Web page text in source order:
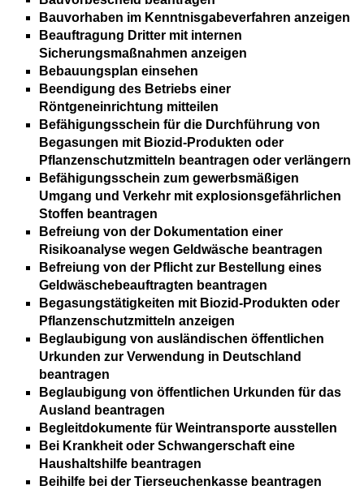
Bauvorhaben im Kenntnisgabeverfahren anzeigen
Beauftragung Dritter mit internen
Sicherungsmaßnahmen anzeigen
Bebauungsplan einsehen
Beendigung des Betriebs einer
Röntgeneinrichtung mitteilen
Befähigungsschein für die Durchführung von
Begasungen mit Biozid-Produkten oder
Pflanzenschutzmitteln beantragen oder verlängern
Befähigungsschein zum gewerbsmäßigen
Umgang und Verkehr mit explosionsgefährlichen
Stoffen beantragen
Befreiung von der Dokumentation einer
Risikoanalyse wegen Geldwäsche beantragen
Befreiung von der Pflicht zur Bestellung eines
Geldwäschebeauftragten beantragen
Begasungstätigkeiten mit Biozid-Produkten oder
Pflanzenschutzmitteln anzeigen
Beglaubigung von ausländischen öffentlichen
Urkunden zur Verwendung in Deutschland
beantragen
Beglaubigung von öffentlichen Urkunden für das
Ausland beantragen
Begleitdokumente für Weintransporte ausstellen
Bei Krankheit oder Schwangerschaft eine
Haushaltshilfe beantragen
Beihilfe bei der Tierseuchenkasse beantragen